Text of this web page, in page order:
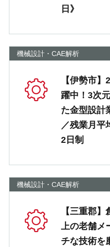
日》
機械設計・CAE解析
【伊勢市
躍中！3次
た金型設計
／残業月平
2日制
機械設計・CAE解析
【三重郡
上の老舗メ
チな技術を